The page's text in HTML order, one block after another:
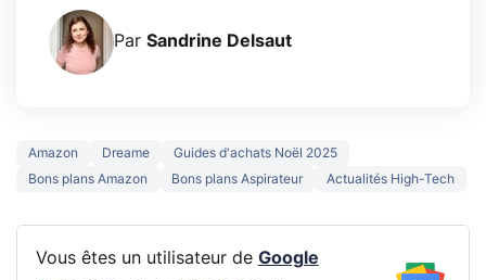
Par Sandrine Delsaut
Amazon Dreame
Guides d'achats Noël 2025
Bons plans Amazon
Bons plans Aspirateur Actualités High-Tech
Vous êtes un utilisateur de Google